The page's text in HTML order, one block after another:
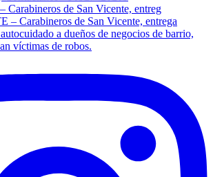
de San Vicente, entreg